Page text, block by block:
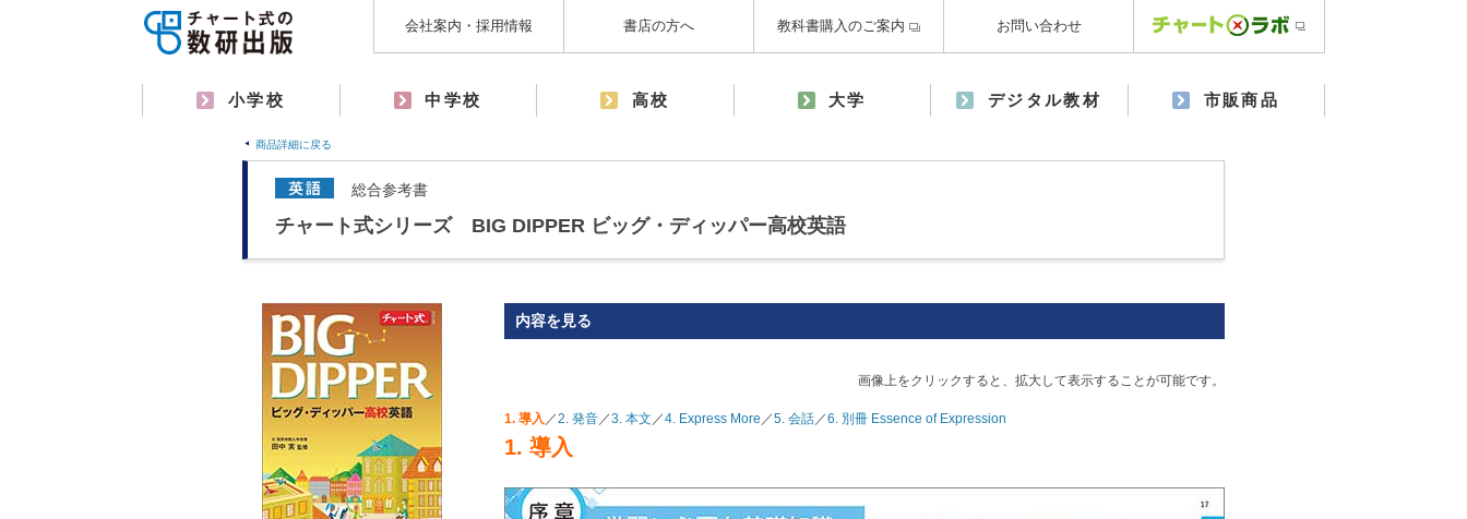
会社案内・採用情報 書店の方へ 教科書購入のご案内 お問い合わせ
小学校 中学校 高校 大学 デジタル教材 市販商品
商品詳細に戻る
総合参考書
チャート式シリーズ BIG DIPPER ビッグ・ディッパー高校英語
内容を見る
画像上をクリックすると、拡大して表示することが可能です。
1. 導入 ／2. 発音／3. 本文 ／4. Express More ／5. 会話／6. 別冊 Essence of Expression
1. 導入